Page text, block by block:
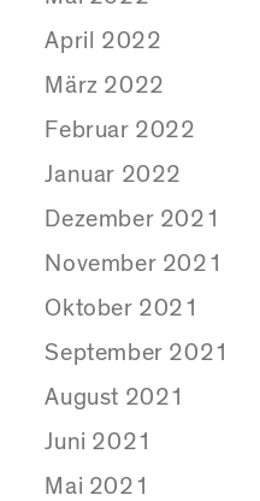
April 2022
März 2022
Februar 2022
Januar 2022
Dezember 2021
November 2021
Oktober 2021
September 2021
August 2021
Juni 2021
Mai 2021